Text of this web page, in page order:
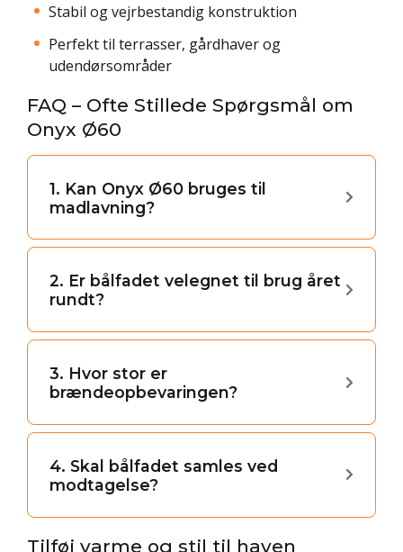
Stabil og vejrbestandig konstruktion
Perfekt til terrasser, gårdhaver og
udendørsområder
FAQ – Ofte Stillede Spørgsmål om
Onyx Ø60
1. Kan Onyx Ø60 bruges til
madlavning?
2. Er bålfadet velegnet til brug året
rundt?
3. Hvor stor er
brændeopbevaringen?
4. Skal bålfadet samles ved
modtagelse?
Tilføj varme og stil til haven